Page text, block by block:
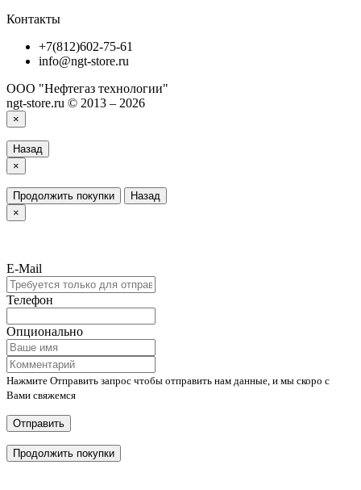
Контакты
+7(812)602-75-61
info@ngt-store.ru
ООО "Нефтегаз технологии"
ngt-store.ru © 2013 – 2026
×
Назад
×
Продолжить покупки
Назад
×
E-Mail
Телефон
Опционально
Нажмите Отправить запрос чтобы отправить нам данные, и мы скоро с
Вами свяжемся
Отправить
Продолжить покупки